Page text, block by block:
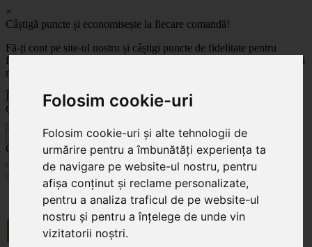
Folosim cookie-uri
Folosim cookie-uri și alte tehnologii de
urmărire pentru a îmbunătăți experiența ta
de navigare pe website-ul nostru, pentru
afișa conținut și reclame personalizate,
pentru a analiza traficul de pe website-ul
nostru și pentru a înțelege de unde vin
vizitatorii noștri.
×
Câștigă puncte și economisește la fiecare comandă!
Fă-ți cont pe site-ul nostru și câștigi puncte de fidelitate pentru
fiecare comandă! Cu cât comanzi mai mult, cu atât economisești mai
mult!
Înregistrează-te acum
Celoplast
Celoplast
Transportul este GRATUIT pentru comenzile mai mari de 350 Lei. Comanda minimă în
valoare de 100 Lei. Expediere în 1 - 2 zile lucrătoare.